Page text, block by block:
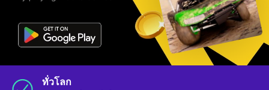
ทั่วโลก